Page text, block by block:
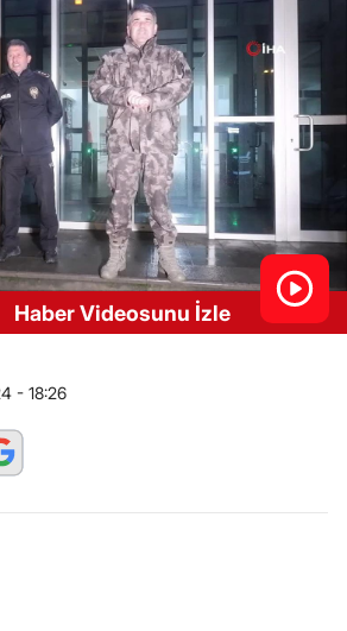
Haber Videosunu İzle
- 18:26